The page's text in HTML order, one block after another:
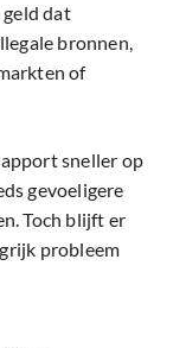
dat
bronnen,
of
sneller op
gevoeligere
Toch blijft er
probleem